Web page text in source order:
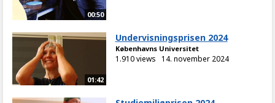
00:50
01:42
Undervisningsprisen 2024
Københavns Universitet
1.910 views 14. november 2024